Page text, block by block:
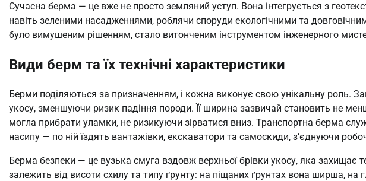
Сучасна берма — це вже не просто земляний уступ. Вона інтегрується з
навіть зеленими насадженнями, роблячи споруди екологічними та
було вимушеним рішенням, стало витонченим інструментом інженерного
Види берм та їх технічні характеристики
Берми поділяються за призначенням, і кожна виконує свою унікальну роль.
укосу, зменшуючи ризик падіння породи. Її ширина зазвичай становить не
могла прибрати уламки, не ризикуючи зірватися вниз. Транспортна берма
насипу — по ній їздять вантажівки, екскаватори та самоскиди, з’єднуючи
Берма безпеки — це вузька смуга вздовж верхньої брівки укосу, яка захищає
залежить від висоти схилу та типу ґрунту: на піщаних ґрунтах вона ширша,